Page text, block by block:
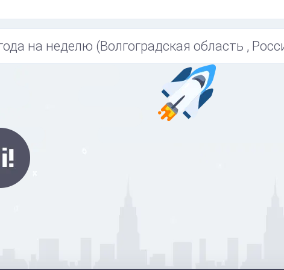
на неделю (Волгоградская область ,